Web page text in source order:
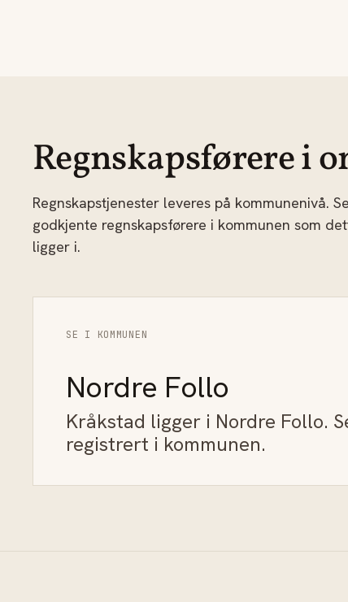
Regnskapsførere i
Regnskapstjenester leveres på kommunenivå.
godkjente regnskapsførere i kommunen som
ligger i.
SE I KOMMUNEN
Nordre Follo
Kråkstad ligger i Nordre Follo.
registrert i kommunen.